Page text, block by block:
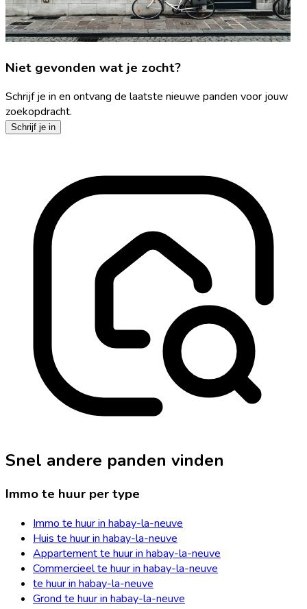
Niet gevonden wat je zocht?
Schrijf je in en ontvang de laatste nieuwe panden voor jouw
zoekopdracht.
Schrijf je in
Snel andere panden vinden
Immo te huur per type
Immo te huur in habay-la-neuve
Huis te huur in habay-la-neuve
Appartement te huur in habay-la-neuve
Commercieel te huur in habay-la-neuve
te huur in habay-la-neuve
Grond te huur in habay-la-neuve